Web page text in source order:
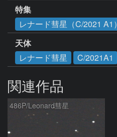
特集
レナード彗星（C/2021 A1）
天体
レナード彗星
C/2021A1
関連作品
486P/Leonard彗星